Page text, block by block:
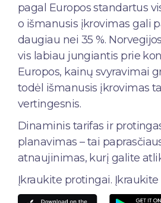
pagal Europos standartus
o išmanusis įkrovimas gali
daugiau nei 35 %.
vis labiau jungiantis prie
Europos, kainų svyravimai
todėl išmanusis įkrovimas
vertingesnis.
Dinaminis tarifas ir
planavimas – tai
atnaujinimas, kurį galite
Įkraukite protingai. Įkraukite